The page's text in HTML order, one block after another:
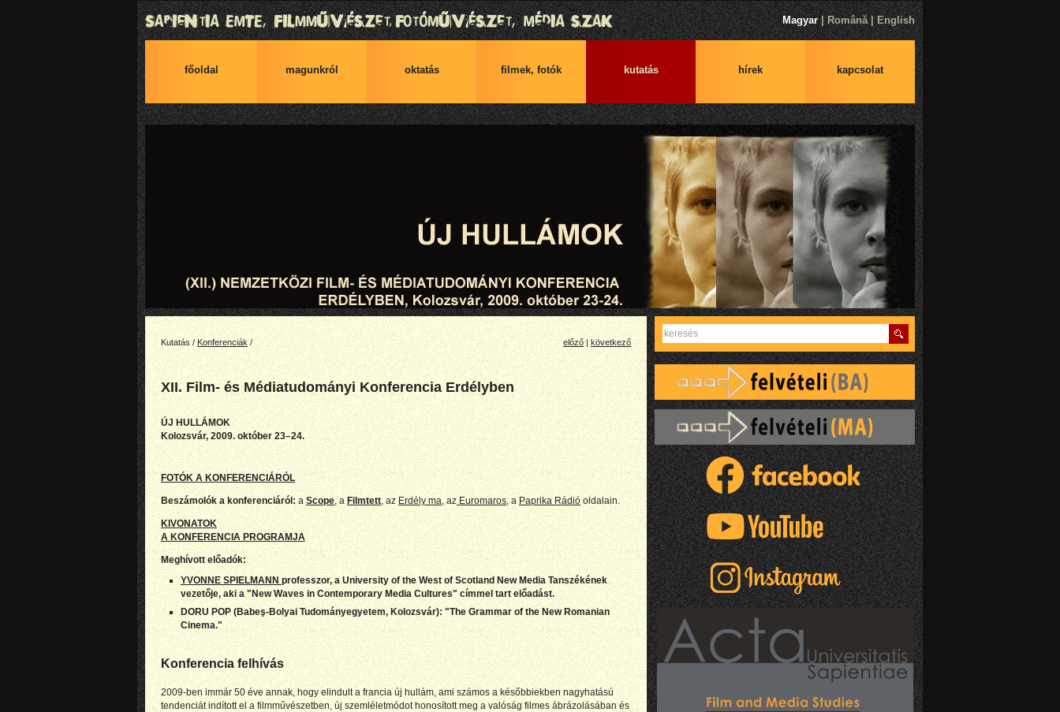
Magyar|Română|English
főoldal magunkról oktatás filmek, fotók kutatás hírek kapcsolat
2009.New Waves.Abstracts.pdf 2009.New Waves.Abstracts.pdf 2009.New Waves.Abstracts.pdf
Kutatás /Konferenciák/ előző|következő
XII. Film- és Médiatudományi Konferencia Erdélyben
ÚJ HULLÁMOK
Kolozsvár, 2009. október 23–24.
FOTÓK A KONFERENCIÁRÓL
Beszámolók a konferenciáról:a Scope, aFilmtett, azErdély ma, azEuromaros, aPaprika Rádióoldalain.
KIVONATOK
A KONFERENCIA PROGRAMJA
Meghívott előadók:
YVONNE SPIELMANNprofesszor, a University of the West of Scotland New Media Tanszékének
vezetője, aki a "New Waves in Contemporary Media Cultures" címmel tart előadást.
DORU POP (Babeş-Bolyai Tudományegyetem, Kolozsvár): "The Grammar of the New Romanian
Cinema."
Konferencia felhívás
2009-ben immár 50 éve annak, hogy elindult a francia új hullám, ami számos a későbbiekben nagyhatású
tendenciát indított el a filmművészetben, új szemléletmódot honosított meg a valóság filmes ábrázolásában és
Keres